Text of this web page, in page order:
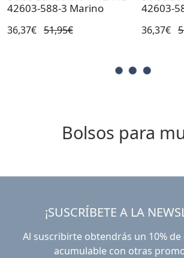
42603-588-3 Marino
36,37€ 51,95€
42603-
36,37€
Bolsos para
¡SUSCRÍBETE A LA
Al suscribirte obtendrás un 10%
acumulable con otras